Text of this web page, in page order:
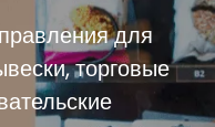
для
торговые